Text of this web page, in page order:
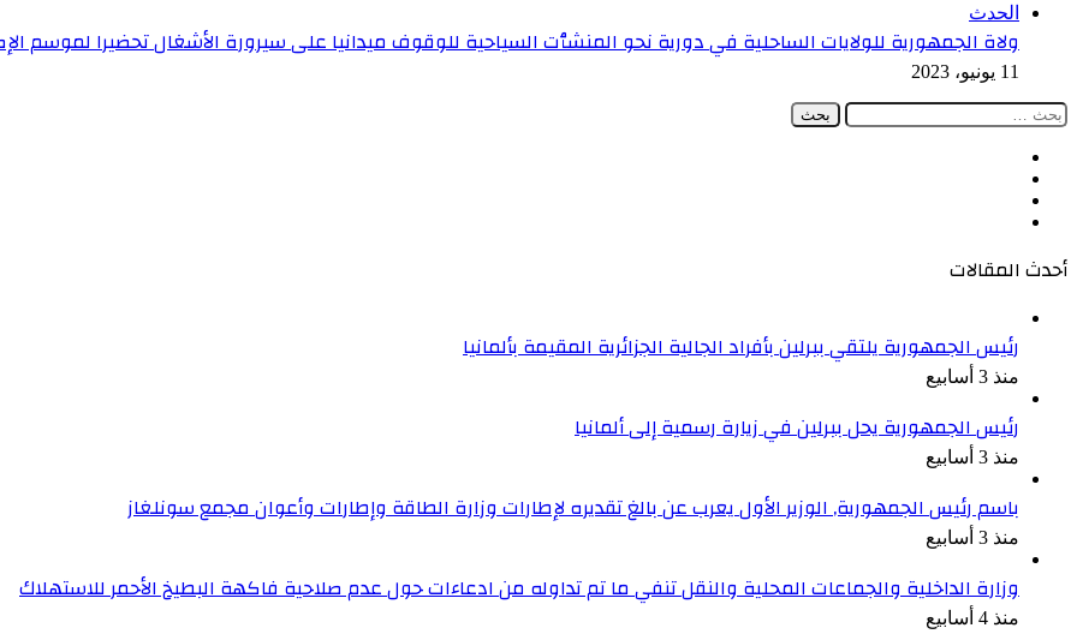
الحدث
ولاة الجمهورية للولايات الساحلية في دورية نحو المنشٱت السياحية للوقوف ميدانيا على سيرورة الأشغال تحضيرا لموسم
11 يونيو، 2023
البحث
أحدث المقالات
رئيس الجمهورية يلتقي ببرلين بأفراد الجالية الجزائرية المقيمة بألمانيا
منذ 3 أسابيع
رئيس الجمهورية يحل ببرلين في زيارة رسمية إلى ألمانيا
منذ 3 أسابيع
باسم رئيس الجمهورية, الوزير الأول يعرب عن بالغ تقديره لإطارات وزارة الطاقة وإطارات وأعوان مجمع سونلغاز
منذ 3 أسابيع
وزارة الداخلية والجماعات المحلية والنقل تنفي ما تم تداوله من ادعاءات حول عدم صلاحية فاكهة البطيخ الأحمر للاستهلاك
منذ 4 أسابيع